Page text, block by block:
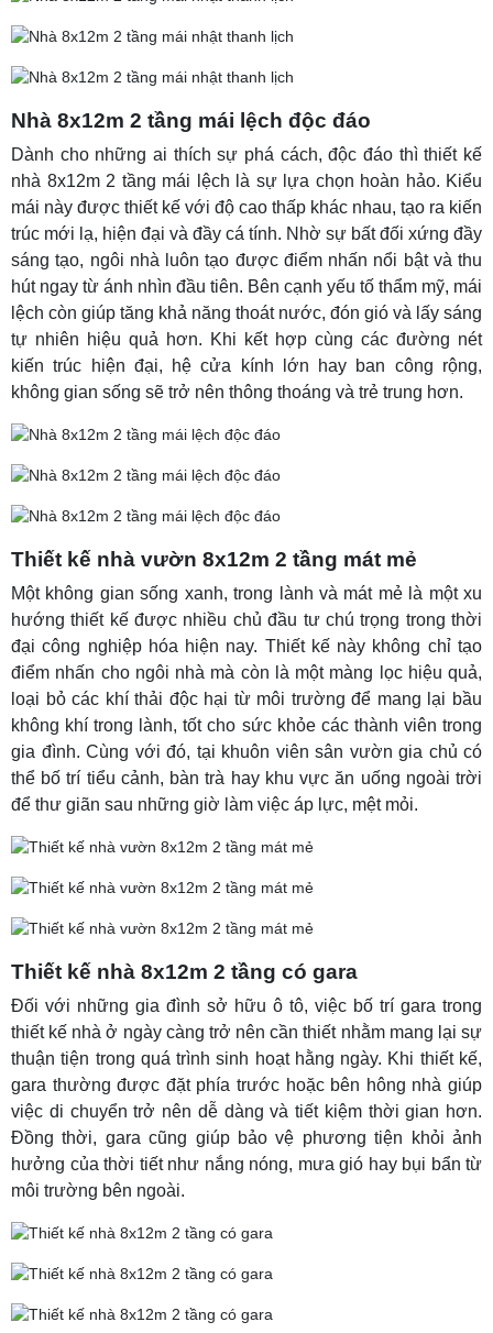
Nhà 8x12m 2 tầng mái lệch độc đáo
Dành cho những ai thích sự phá cách, độc đáo thì thiết kế
nhà 8x12m 2 tầng mái lệch là sự lựa chọn hoàn hảo. Kiểu
mái này được thiết kế với độ cao thấp khác nhau, tạo ra kiến
trúc mới lạ, hiện đại và đầy cá tính. Nhờ sự bất đối xứng đầy
sáng tạo, ngôi nhà luôn tạo được điểm nhấn nổi bật và thu
hút ngay từ ánh nhìn đầu tiên. Bên cạnh yếu tố thẩm mỹ, mái
lệch còn giúp tăng khả năng thoát nước, đón gió và lấy sáng
tự nhiên hiệu quả hơn. Khi kết hợp cùng các đường nét
kiến trúc hiện đại, hệ cửa kính lớn hay ban công rộng,
không gian sống sẽ trở nên thông thoáng và trẻ trung hơn.
Thiết kế nhà vườn 8x12m 2 tầng mát mẻ
Một không gian sống xanh, trong lành và mát mẻ là một xu
hướng thiết kế được nhiều chủ đầu tư chú trọng trong thời
đại công nghiệp hóa hiện nay. Thiết kế này không chỉ tạo
điểm nhấn cho ngôi nhà mà còn là một màng lọc hiệu quả,
loại bỏ các khí thải độc hại từ môi trường để mang lại bầu
không khí trong lành, tốt cho sức khỏe các thành viên trong
gia đình. Cùng với đó, tại khuôn viên sân vườn gia chủ có
thể bố trí tiểu cảnh, bàn trà hay khu vực ăn uống ngoài trời
để thư giãn sau những giờ làm việc áp lực, mệt mỏi.
Thiết kế nhà 8x12m 2 tầng có gara
Đối với những gia đình sở hữu ô tô, việc bố trí gara trong
thiết kế nhà ở ngày càng trở nên cần thiết nhằm mang lại sự
thuận tiện trong quá trình sinh hoạt hằng ngày. Khi thiết kế,
gara thường được đặt phía trước hoặc bên hông nhà giúp
việc di chuyển trở nên dễ dàng và tiết kiệm thời gian hơn.
Đồng thời, gara cũng giúp bảo vệ phương tiện khỏi ảnh
hưởng của thời tiết như nắng nóng, mưa gió hay bụi bẩn từ
môi trường bên ngoài.